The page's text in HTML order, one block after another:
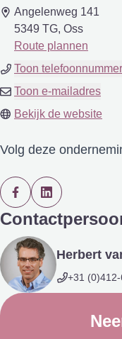
Angelenweg 141
5349 TG, Oss
Route plannen
Toon telefoonnummer
Toon e-mailadres
Bekijk de website
Volg deze
Herbert
+31